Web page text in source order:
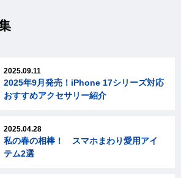
2025.09.11
2025年9月発売！iPhone 17シリーズ対応
おすすめアクセサリー紹介
2025.04.28
私の春の相棒！ スマホまわり愛用アイ
テム2選